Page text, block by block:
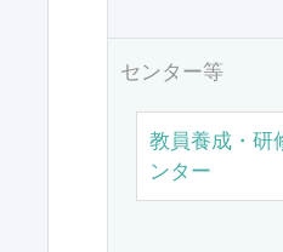
センター等
教員養成・研
ンター